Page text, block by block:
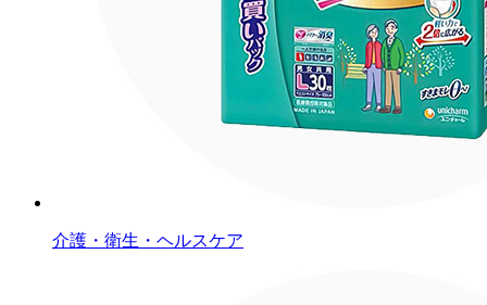
介護・衛生・ヘルスケア